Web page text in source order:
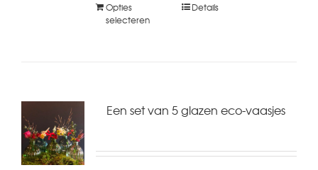
Opties
selecteren
Details
Een set van 5 glazen eco-vaasjes